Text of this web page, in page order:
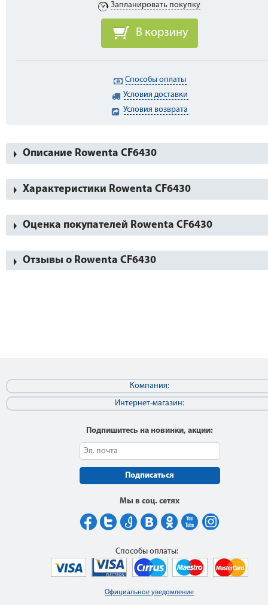
Запланировать покупку
В корзину
Способы оплаты
Условия доставки
Условия возврата
Описание Rowenta CF6430
Характеристики Rowenta CF6430
Оценка покупателей Rowenta CF6430
Отзывы о Rowenta CF6430
Компания:
Интернет-магазин:
Подпишитесь на новинки, акции:
Подписаться
Мы в соц. сетях
Официальное уведомление
Способы оплаты: